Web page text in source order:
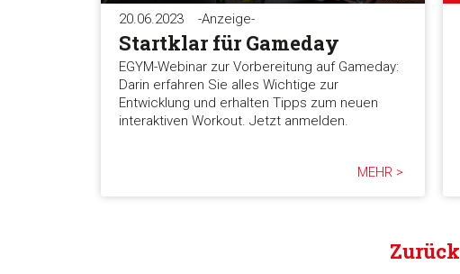
20.06.2023 -Anzeige-
Startklar für Gameday
EGYM-Webinar zur Vorbereitung auf Gameday:
Darin erfahren Sie alles Wichtige zur
Entwicklung und erhalten Tipps zum neuen
interaktiven Workout. Jetzt anmelden.
MEHR >
Zurück